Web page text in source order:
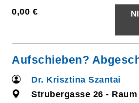
0,00 €
Aufschieben?
Dr. Krisztina Szantai
Strubergasse 26 - Raum